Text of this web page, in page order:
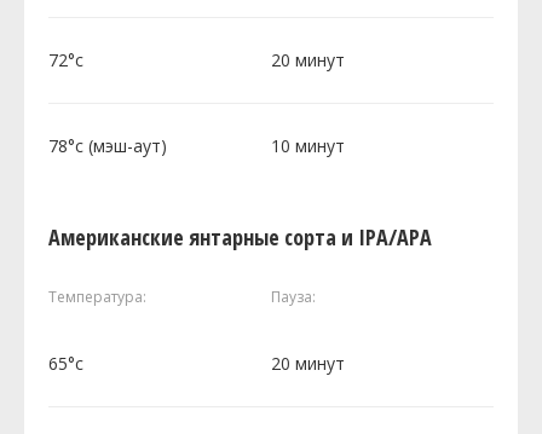
72°c 20 минут
78°c (мэш-аут) 10 минут
Американские янтарные сорта и IPA/APA
Температура: Пауза:
65°c 20 минут